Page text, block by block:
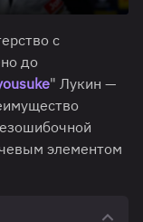
с
до
" Лукин —
элементом